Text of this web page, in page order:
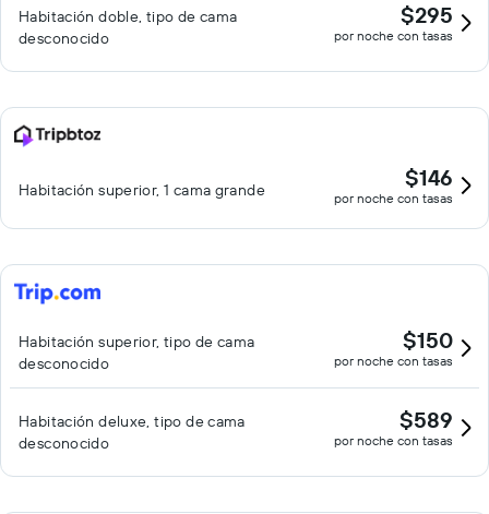
Habitación doble, tipo de cama
desconocido
$295
por noche con tasas
Habitación superior, 1 cama grande $146
por noche con tasas
Habitación superior, tipo de cama
desconocido
$150
por noche con tasas
Habitación deluxe, tipo de cama
desconocido
$589
por noche con tasas